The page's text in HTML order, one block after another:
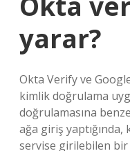
yarar?
Okta Verify ve
kimlik doğrulama
doğrulamasına
ağa giriş
servise girilebilen